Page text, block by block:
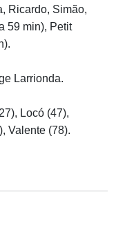
Ricardo, Simão,
59 min), Petit
Larrionda.
Locó (47),
Valente (78).